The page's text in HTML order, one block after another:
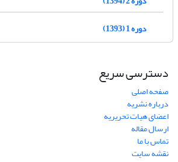
دوره 1 (1393)
دسترسی سریع
صفحه اصلی
درباره نشریه
اعضای هیات تحریریه
ارسال مقاله
تماس با ما
نقشه سایت